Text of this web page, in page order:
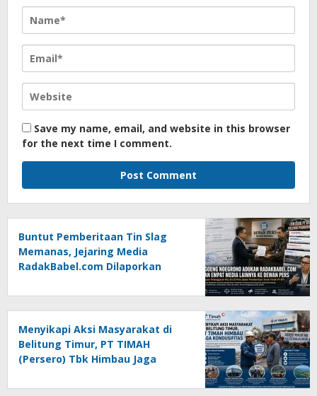
Save my name, email, and website in this browser
for the next time I comment.
Buntut Pemberitaan Tin Slag
Memanas, Jejaring Media
RadakBabel.com Dilaporkan
Pers
Menyikapi Aksi Masyarakat di
Belitung Timur, PT TIMAH
(Persero) Tbk Himbau Jaga